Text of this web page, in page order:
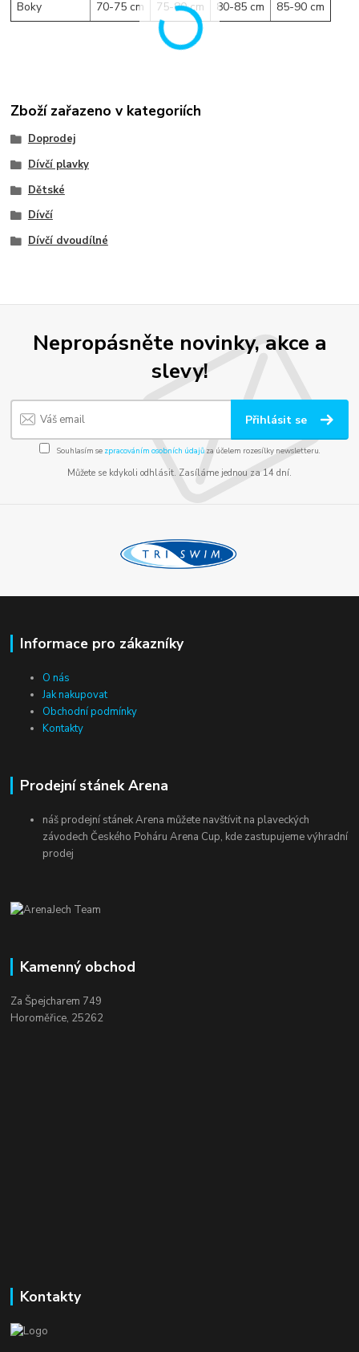
Boky
70-75 cm 75-80 cm 80-85 cm 85-90 cm
Zboží zařazeno v kategoriích
Doprodej
Dívčí plavky
Dětské
Dívčí
Dívčí dvoudílné
Nepropásněte novinky, akce a
slevy!
Přihlásit se
Souhlasím se zpracováním osobních údajůza účelem rozesílky newsletteru.
Můžete se kdykoli odhlásit. Zasíláme jednou za 14 dní.
Informace pro zákazníky
O nás
Jak nakupovat
Obchodní podmínky
Kontakty
Prodejní stánek Arena
náš prodejní stánek Arena můžete navštívit na plaveckých
závodech Českého Poháru Arena Cup, kde zastupujeme výhradní
prodej
Kamenný obchod
Za Špejcharem 749
Horoměřice, 25262
Kontakty